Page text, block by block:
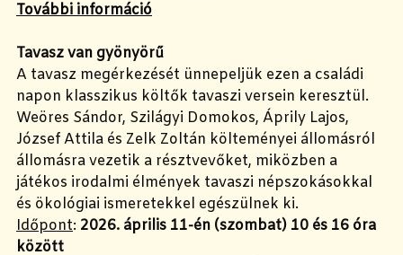
További információ
Tavasz van gyönyörű
A tavasz megérkezését ünnepeljük ezen a családi
napon klasszikus költők tavaszi versein keresztül.
Weöres Sándor, Szilágyi Domokos, Áprily Lajos,
József Attila és Zelk Zoltán költeményei állomásról
állomásra vezetik a résztvevőket, miközben a
játékos irodalmi élmények tavaszi népszokásokkal
és ökológiai ismeretekkel egészülnek ki.
Időpont: 2026. április 11-én (szombat) 10 és 16 óra
között